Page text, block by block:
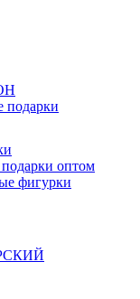
подарки
оптом
фигурки